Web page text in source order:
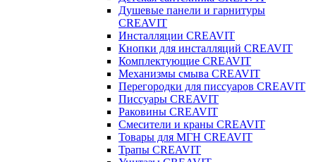
Душевые панели и гарнитуры
CREAVIT
Инсталляции CREAVIT
Кнопки для инсталляций CREAVIT
Комплектующие CREAVIT
Механизмы смыва CREAVIT
Перегородки для писсуаров CREAVIT
Писсуары CREAVIT
Раковины CREAVIT
Смесители и краны CREAVIT
Товары для МГН CREAVIT
Трапы CREAVIT